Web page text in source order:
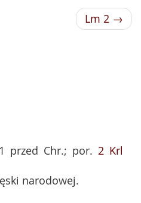
Lm 2 →
przed Chr.; por. 2 Krl
narodowej.